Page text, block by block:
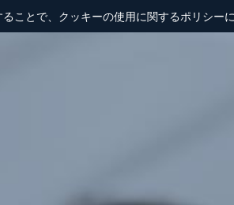
ことで、クッキーの使用に関するポリシー